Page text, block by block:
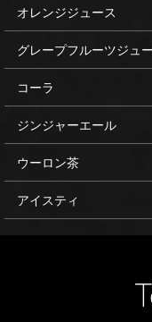
オレンジジュース
グレープフルーツジュ
コーラ
ジンジャーエール
ウーロン茶
アイスティ